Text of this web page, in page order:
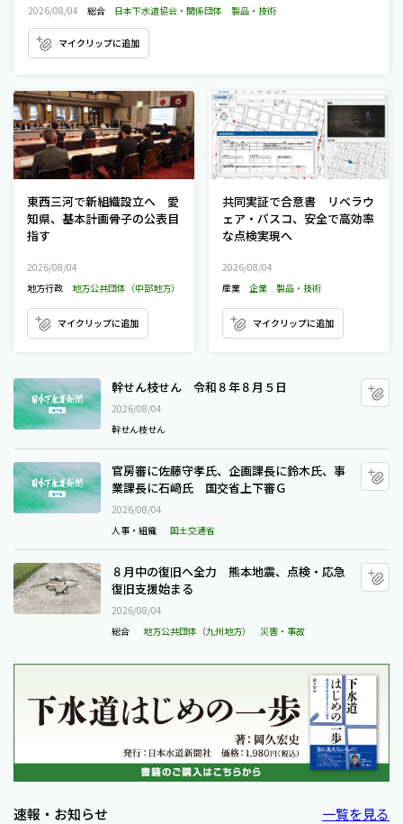
2026/08/04 総合 日本下水道協会・関係団体 製品・技術
マイクリップに追加
東西三河で新組織設立へ 愛知県、基
東西三河で新組織設立へ 愛
知県、基本計画骨子の公表目
指す
2026/08/04
地方行政
地方公共団体（中部地方）
マイクリップに追加
共同実証で合意書 リベラウ
ェア・パスコ、安全で高効率
な点検実現へ
2026/08/04
産業
企業 製品・技術
マイクリップに追加
幹せん枝せん 令和８年８月５日
幹せん枝せん 令和８年８月５日
2026/08/04
幹せん枝せん
官房審に佐藤守孝氏、企画課長に鈴木氏、事業課長に
官房審に佐藤守孝氏、企画課長に鈴木氏、事
業課長に石﨑氏 国交省上下審Ｇ
2026/08/04
人事・組織
国土交通省
８月中の復旧へ全力 熊本地震、点検・応急復旧支援始
８月中の復旧へ全力 熊本地震、点検・応急
復旧支援始まる
2026/08/04
総合
地方公共団体（九州地方） 災害・事故
速報・お知らせ 一覧を見る